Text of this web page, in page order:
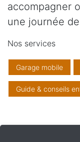
accompagner
une journée
Nos services
Garage mobile
Guide & conseils